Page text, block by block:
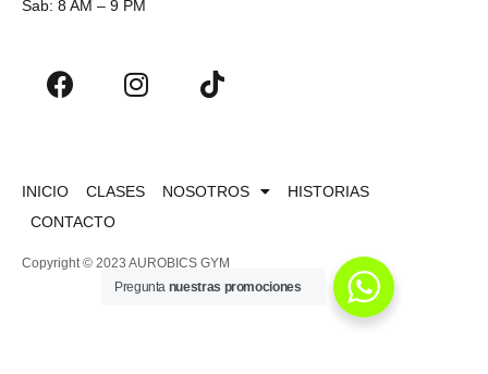
Sab: 8 AM – 9 PM
INICIO CLASES NOSOTROS
HISTORIAS
CONTACTO
Copyright © 2023 AUROBICS GYM
Pregunta nuestras promociones